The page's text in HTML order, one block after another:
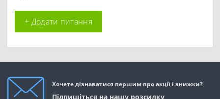
+ Додати питання
Хочете дізнаватися першим про акції і знижки?
Підпишіться на нашу розсилку